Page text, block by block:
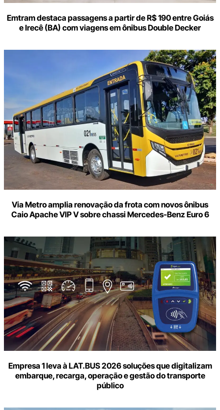
Emtram destaca passagens a partir de R$ 190 entre Goiás
e Irecê (BA) com viagens em ônibus Double Decker
Via Metro amplia renovação da frota com novos ônibus
Caio Apache VIP V sobre chassi Mercedes-Benz Euro 6
Empresa 1 leva à LAT.BUS 2026 soluções que digitalizam
embarque, recarga, operação e gestão do transporte
público